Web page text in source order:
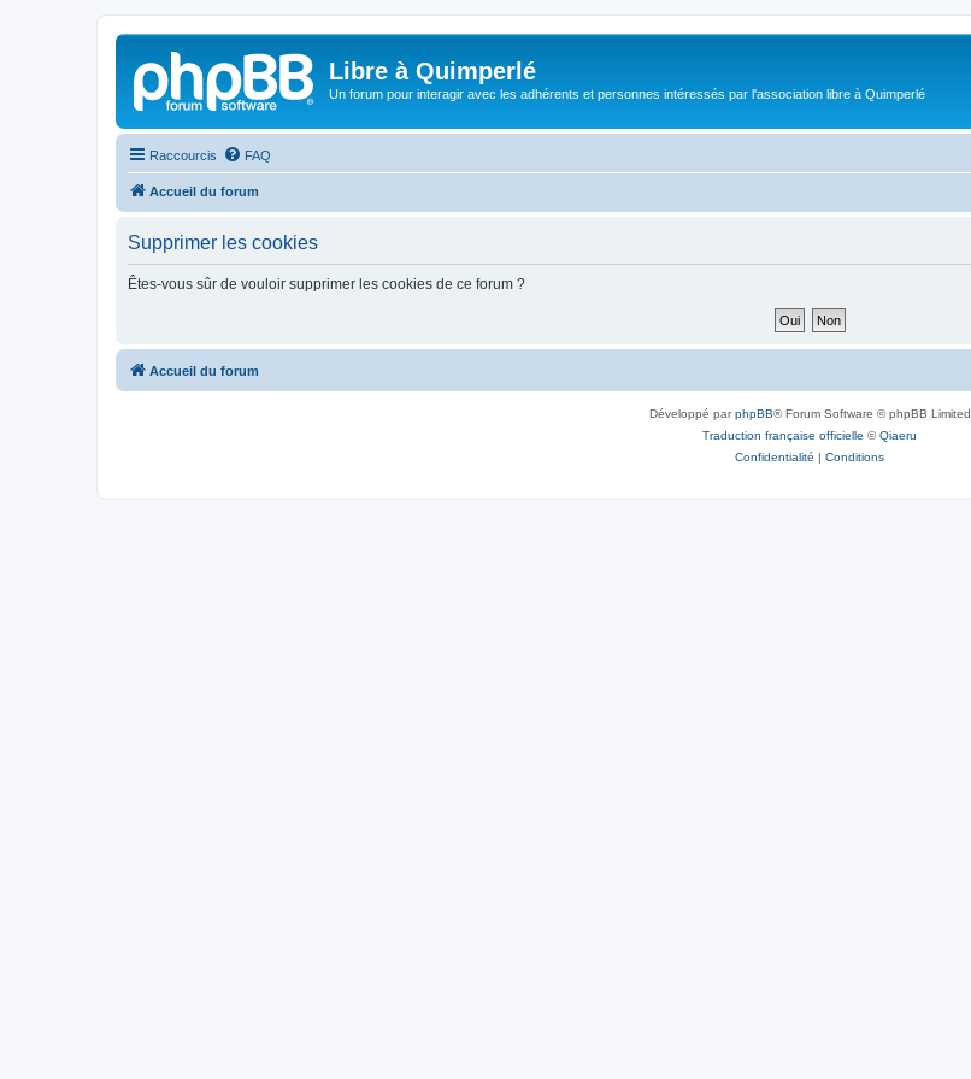
Libre à Quimperlé
Un forum pour interagir avec les adhérents et personnes intéressés par l'association libre à Quimperlé
Raccourcis FAQ
Accueil du forum
Supprimer les cookies
Êtes-vous sûr de vouloir supprimer les cookies de ce forum ?
Accueil du forum
Développé parphpBB® Forum Software © phpBB Limited
Traduction française officielle ©Qiaeru
Confidentialité | Conditions